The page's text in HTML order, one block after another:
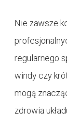
Nie zawsze
regularnego
windy czy
mogą
zdrowia